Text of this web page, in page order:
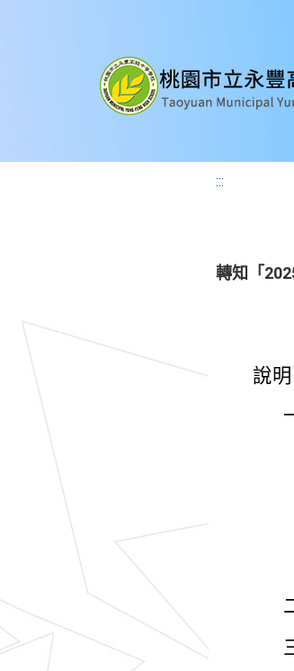
:::
轉知「
說明